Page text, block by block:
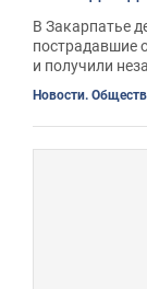
Рината
В Закарпатье
пострадавшие
и получили
Новости.